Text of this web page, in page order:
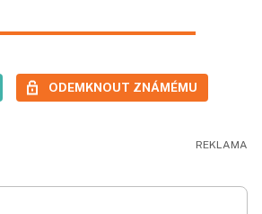
ODEMKNOUT ZNÁMÉMU